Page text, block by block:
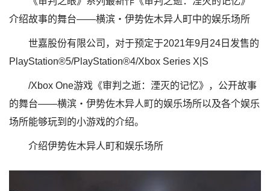
介绍故事的舞台——横滨・伊势佐木异人町中的娱乐场所
世嘉股份有限公司，对于预定于2021年9月24日发售的
PlayStation®5/PlayStation®4/Xbox Series X|S
/Xbox One游戏《审判之逝：湮灭的记忆》，公开故事
的舞台——横滨・伊势佐木异人町的娱乐场所以及各个娱乐
场所能够玩到的小游戏的介绍。
介绍伊势佐木异人町和娱乐场所